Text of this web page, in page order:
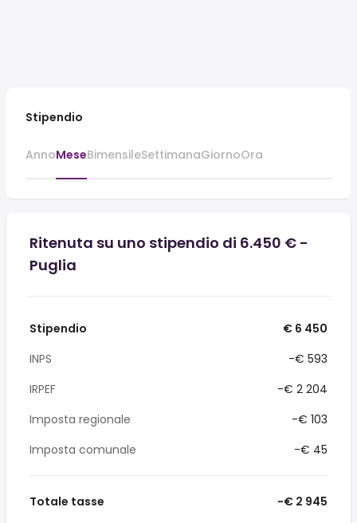
Stipendio
AnnoMeseBimensileSettimanaGiornoOra
Ritenuta su uno stipendio di 6.450 € -
Puglia
Stipendio
€ 6 450
INPS
-€ 593
IRPEF
-€ 2 204
Imposta regionale
-€ 103
Imposta comunale
-€ 45
Totale tasse -€ 2 945